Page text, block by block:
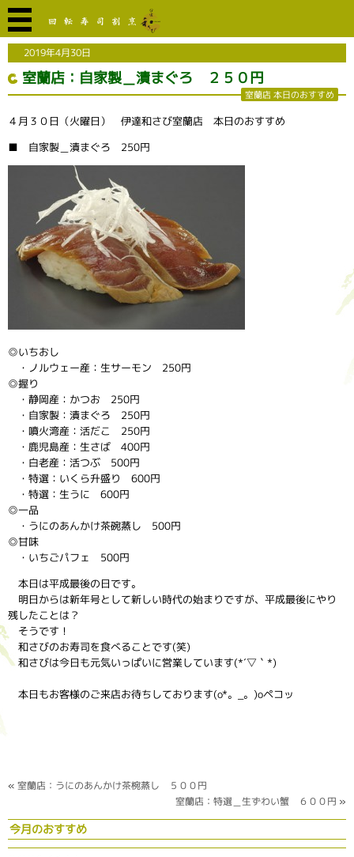
2019年4月30日
室蘭店：自家製＿漬まぐろ ２５０円
室蘭店 本日のおすすめ
４月３０日（火曜日） 伊達和さび室蘭店 本日のおすすめ
■ 自家製＿漬まぐろ 250円
◎いちおし
・ノルウェー産：生サーモン 250円
◎握り
・静岡産：かつお 250円
・自家製：漬まぐろ 250円
・噴火湾産：活だこ 250円
・鹿児島産：生さば 400円
・白老産：活つぶ 500円
・特選：いくら升盛り 600円
・特選：生うに 600円
◎一品
・うにのあんかけ茶碗蒸し 500円
◎甘味
・いちごパフェ 500円
本日は平成最後の日です。
明日からは新年号として新しい時代の始まりですが、平成最後にやり
残したことは？
そうです！
和さびのお寿司を食べることです(笑)
和さびは今日も元気いっぱいに営業しています(*´▽｀*)
本日もお客様のご来店お待ちしております(o*。_。)oペコッ
« 室蘭店：うにのあんかけ茶椀蒸し ５００円
室蘭店：特選＿生ずわい蟹 ６００円 »
今月のおすすめ